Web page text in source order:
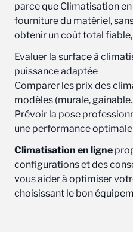
parce que Climatisation
fourniture du matériel,
obtenir un coût total fiable,
Evaluer la surface à
puissance adaptée
Comparer les prix des
modèles (murale,
Prévoir la pose
une performance
Climatisation en ligne
configurations et des
vous aider à optimiser
choisissant le bon